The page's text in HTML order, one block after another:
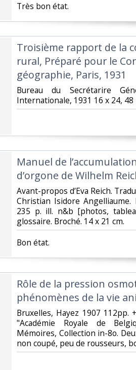
‎Très bon état.‎
‎Troisième rapport de la
rural, Préparé pour le
géographie, Paris, 1931‎
‎Bureau du Secrétarire
Internationale, 1931 16 x 24,
‎Manuel de
d’orgone de Wilhelm
‎Avant-propos d’Eva Reich.
Christian Isidore Angelliaume.
235 p. ill. n&b [photos,
glossaire. Broché. 14 x 21 cm. ‎
‎Bon état.‎
‎Rôle de la pression
phénomènes de la vie
‎Bruxelles, Hayez 1907 112pp.
"Académie Royale de
Mémoires, Collection in-8o.
non coupé, peu de rousseurs,